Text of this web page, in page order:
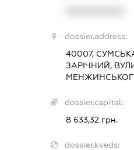
dossier.address:
40007,
ЗАРІЧНИЙ,
dossier.capital:
8 633,32 грн.
dossier.kveds: